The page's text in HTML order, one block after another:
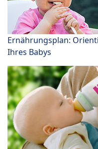
Ernährungsplan:
Ihres Babys